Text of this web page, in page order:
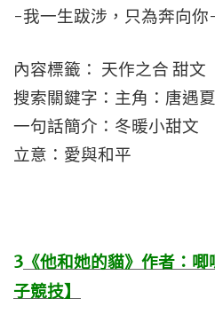
-我一生跋涉，只為奔向你
內容標籤： 天作之合 甜文
搜索關鍵字：主角：唐遇
一句話簡介：冬暖小甜文
立意：愛與和平
3 《他和她的貓》作者：
子競技】